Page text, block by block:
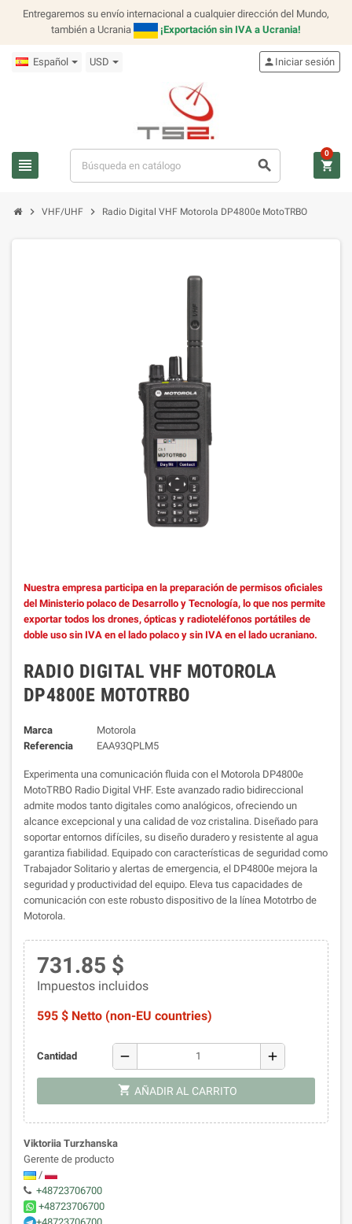
Entregaremos su envío internacional a cualquier dirección del Mundo,
también a Ucrania
¡Exportación sin IVA a Ucrania!
Español USD
view_headline search
person Iniciar sesión
shopping_cart
0
chevron_right VHF/UHF chevron_right Radio Digital VHF Motorola DP4800e MotoTRBO
Nuestra empresa participa en la preparación de permisos oficiales
del Ministerio polaco de Desarrollo y Tecnología, lo que nos permite
exportar todos los drones, ópticas y radioteléfonos portátiles de
doble uso sin IVA en el lado polaco y sin IVA en el lado ucraniano.
RADIO DIGITAL VHF MOTOROLA
DP4800E MOTOTRBO
Marca
Motorola
Referencia
EAA93QPLM5
Experimenta una comunicación fluida con el Motorola DP4800e
MotoTRBO Radio Digital VHF. Este avanzado radio bidireccional
admite modos tanto digitales como analógicos, ofreciendo un
alcance excepcional y una calidad de voz cristalina. Diseñado para
soportar entornos difíciles, su diseño duradero y resistente al agua
garantiza fiabilidad. Equipado con características de seguridad como
Trabajador Solitario y alertas de emergencia, el DP4800e mejora la
seguridad y productividad del equipo. Eleva tus capacidades de
comunicación con este robusto dispositivo de la línea Mototrbo de
Motorola.
731.85 $
Impuestos incluidos
595 $ Netto (non-EU countries)
Cantidad remove add
shopping_cart AÑADIR AL CARRITO
Viktoriia Turzhanska
Gerente de producto
/
+48723706700
+48723706700